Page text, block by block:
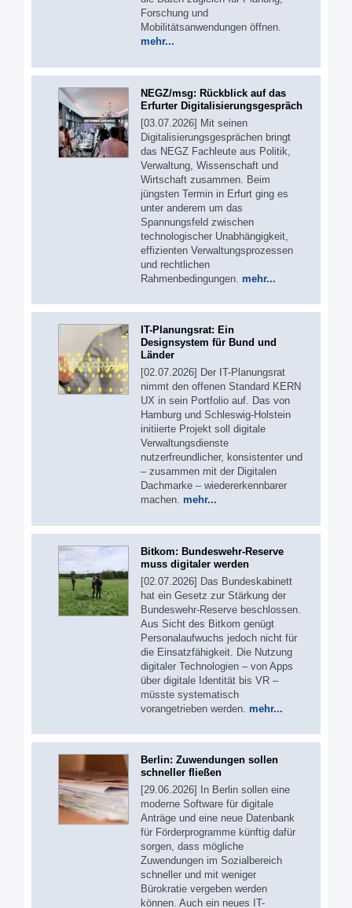
Forschung und
Mobilitätsanwendungen öffnen.
mehr...
NEGZ/msg: Rückblick auf das
Erfurter Digitalisierungsgespräch
[03.07.2026] Mit seinen
Digitalisierungsgesprächen bringt
das NEGZ Fachleute aus Politik,
Verwaltung, Wissenschaft und
Wirtschaft zusammen. Beim
jüngsten Termin in Erfurt ging es
unter anderem um das
Spannungsfeld zwischen
technologischer Unabhängigkeit,
effizienten Verwaltungsprozessen
und rechtlichen
Rahmenbedingungen. mehr...
IT-Planungsrat: Ein
Designsystem für Bund und
Länder
[02.07.2026] Der IT-Planungsrat
nimmt den offenen Standard KERN
UX in sein Portfolio auf. Das von
Hamburg und Schleswig-Holstein
initiierte Projekt soll digitale
Verwaltungsdienste
nutzerfreundlicher, konsistenter und
– zusammen mit der Digitalen
Dachmarke – wiedererkennbarer
machen. mehr...
Bitkom: Bundeswehr-Reserve
muss digitaler werden
[02.07.2026] Das Bundeskabinett
hat ein Gesetz zur Stärkung der
Bundeswehr-Reserve beschlossen.
Aus Sicht des Bitkom genügt
Personalaufwuchs jedoch nicht für
die Einsatzfähigkeit. Die Nutzung
digitaler Technologien – von Apps
über digitale Identität bis VR –
müsste systematisch
vorangetrieben werden. mehr...
Berlin: Zuwendungen sollen
schneller fließen
[29.06.2026] In Berlin sollen eine
moderne Software für digitale
Anträge und eine neue Datenbank
für Förderprogramme künftig dafür
sorgen, dass mögliche
Zuwendungen im Sozialbereich
schneller und mit weniger
Bürokratie vergeben werden
können. Auch ein neues IT-